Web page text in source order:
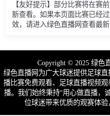
【友好提示】部分比赛将在赛
新查看。如果本页面比赛已经
效，请进入绿色直播网查看最新
Copyright © 2025 绿色
绿色直播网为广大球迷提供足球
播比赛免费观看、足球直播视频
播。我们始终秉持“用心做直播，
位球迷带来优质的观赛体验